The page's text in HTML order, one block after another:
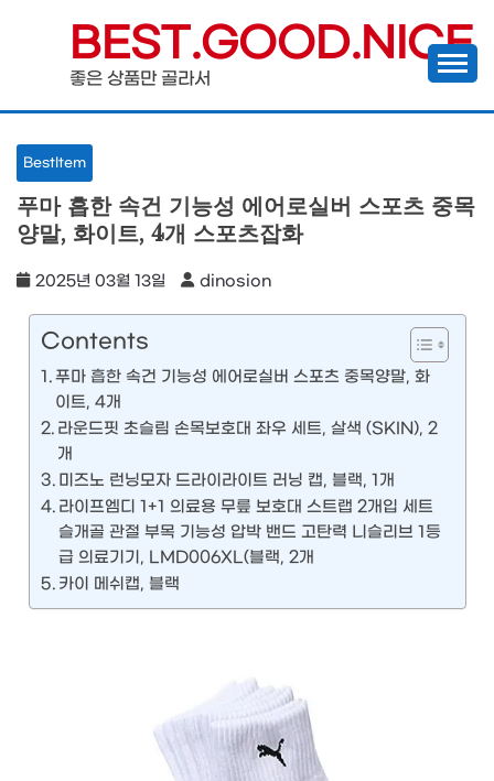
content
BEST.GOOD.NICE
좋은 상품만 골라서
BestItem
푸마 흡한 속건 기능성 에어로실버 스포츠 중목
양말, 화이트, 4개 스포츠잡화
2025년 03월 13일 dinosion
Contents
푸마 흡한 속건 기능성 에어로실버 스포츠 중목양말, 화
이트, 4개
라운드핏 초슬림 손목보호대 좌우 세트, 살색 (SKIN), 2
개
미즈노 런닝모자 드라이라이트 러닝 캡, 블랙, 1개
라이프엠디 1+1 의료용 무릎 보호대 스트랩 2개입 세트
슬개골 관절 부목 기능성 압박 밴드 고탄력 니슬리브 1등
급 의료기기, LMD006XL(블랙, 2개
카이 메쉬캡, 블랙